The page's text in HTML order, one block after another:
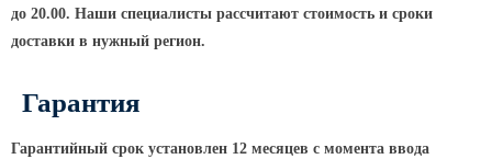
КРОНШТЕЙНЫ ДЛЯ УЛИЧНОГО
Кронштейны для консольных
до 20.00. Наши специалисты рассчитают стоимость и сроки
доставки в нужный регион.
Гарантия
Гарантийный срок установлен 12 месяцев с момента ввода